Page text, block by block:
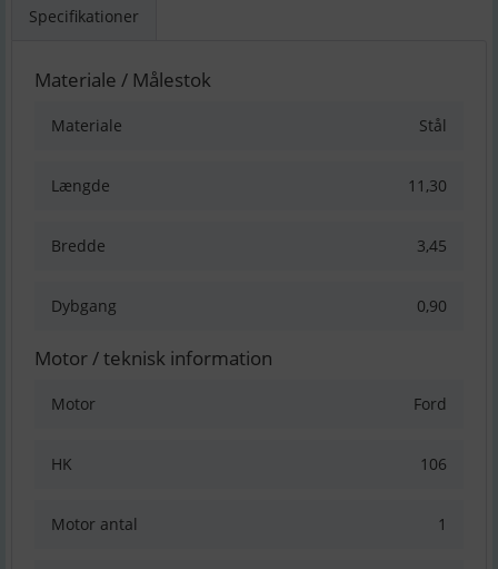
Specifikationer
Materiale / Målestok
Materiale Stål
Længde 11,30
Bredde 3,45
Dybgang 0,90
Motor / teknisk information
Motor Ford
HK 106
Motor antal 1